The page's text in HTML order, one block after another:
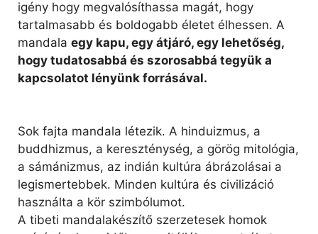
igény hogy megvalósíthassa magát, hogy
tartalmasabb és boldogabb életet élhessen. A
mandala egy kapu, egy átjáró, egy lehetőség,
hogy tudatosabbá és szorosabbá tegyük a
kapcsolatot lényünk forrásával.
Sok fajta mandala létezik. A hinduizmus, a
buddhizmus, a kereszténység, a görög mitológia,
a sámánizmus, az indián kultúra ábrázolásai a
legismertebbek. Minden kultúra és civilizáció
használta a kör szimbólumot.
A tibeti mandalakészítő szerzetesek homok